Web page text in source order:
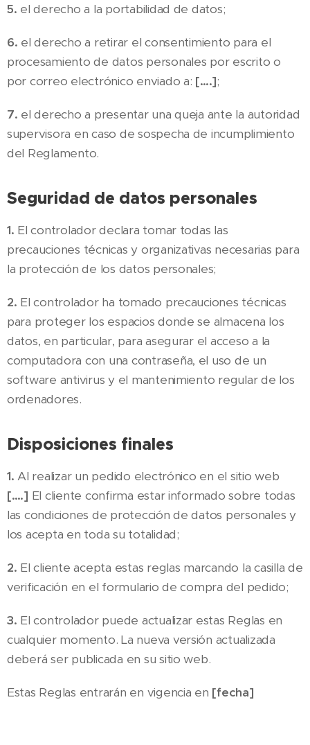
5. el derecho a la portabilidad de datos;
6. el derecho a retirar el consentimiento para el
procesamiento de datos personales por escrito o
por correo electrónico enviado a: [….];
7. el derecho a presentar una queja ante la autoridad
supervisora en caso de sospecha de incumplimiento
del Reglamento.
Seguridad de datos personales
1. El controlador declara tomar todas las
precauciones técnicas y organizativas necesarias para
la protección de los datos personales;
2. El controlador ha tomado precauciones técnicas
para proteger los espacios donde se almacena los
datos, en particular, para asegurar el acceso a la
computadora con una contraseña, el uso de un
software antivirus y el mantenimiento regular de los
ordenadores.
Disposiciones finales
1. Al realizar un pedido electrónico en el sitio web
[….] El cliente confirma estar informado sobre todas
las condiciones de protección de datos personales y
los acepta en toda su totalidad;
2. El cliente acepta estas reglas marcando la casilla de
verificación en el formulario de compra del pedido;
3. El controlador puede actualizar estas Reglas en
cualquier momento. La nueva versión actualizada
deberá ser publicada en su sitio web.
Estas Reglas entrarán en vigencia en [fecha]